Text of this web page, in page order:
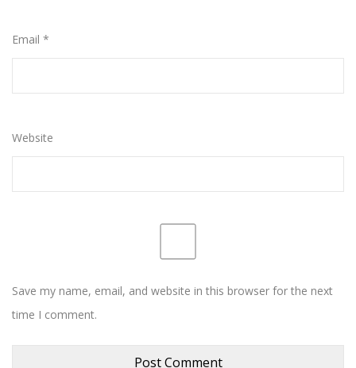
Email *
Website
Save my name, email, and website in this browser for the next
time I comment.